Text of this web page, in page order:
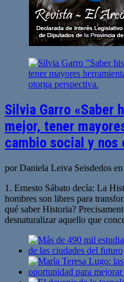
Silvia Garro «Saber
mejor, tener
cambio social y
por Daniela Leiva Seisdedos
1. Ernesto Sábato decía: La
hombres son libres para
qué saber Historia?
desnaturalizar aquello que